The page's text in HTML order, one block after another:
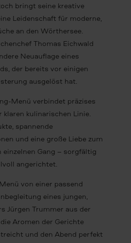
bringt seine kreative
Leidenschaft für moderne,
an den Wörthersee.
Thomas Eichwald
Neuauflage eines
der bereits vor einigen
ausgelöst hat.
Menü verbindet präzises
kulinarischen Linie.
spannende
und eine große Liebe zum
einzelnen Gang – sorgfältig
angerichtet.
von einer passend
eines jungen,
Jürgen Trummer aus der
Aromen der Gerichte
und den Abend perfekt